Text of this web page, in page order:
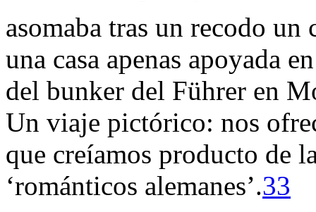
asomaba tras un recodo
una casa apenas apoyada
del bunker del Führer en
Un viaje pictórico: nos
que creíamos producto de
‘románticos alemanes’.33